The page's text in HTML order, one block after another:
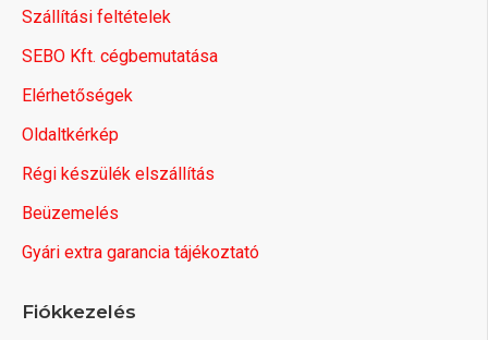
Szállítási feltételek
SEBO Kft. cégbemutatása
Elérhetőségek
Oldaltkérkép
Régi készülék elszállítás
Beüzemelés
Gyári extra garancia tájékoztató
Fiókkezelés